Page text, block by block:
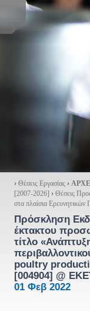
› Θέσεις Εργασίας ›
[2007-2026] › Θέσεις
στα πλαίσια
Πρόσκληση
έκτακτου
τίτλο
poultry
[004904] @
01 Φεβ 2022